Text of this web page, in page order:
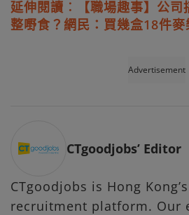
延伸閱讀︰【職場趣事】公
整嘢食？網民：買幾盒18件麥
Advertisement
CTgoodjobs’ Editor
CTgoodjobs is Hong
recruitment platform. Our